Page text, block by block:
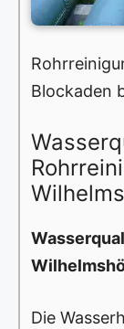
Blockaden
Die